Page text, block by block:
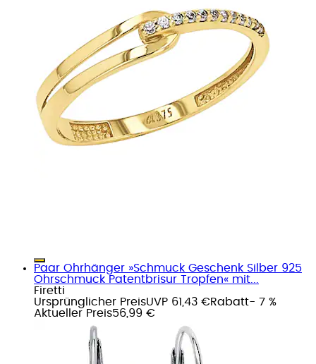
Paar Ohrhänger »Schmuck Geschenk Silber 925
Ohrschmuck Patentbrisur Tropfen« mit...
Firetti
Ursprünglicher PreisUVP 61,43 €Rabatt- 7 %
Aktueller Preis56,99 €